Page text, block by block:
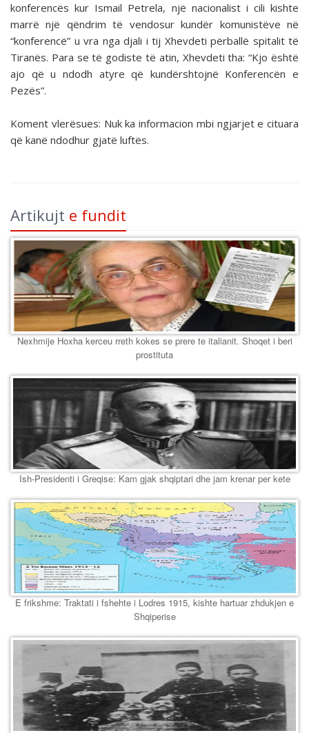
konferencës kur Ismail Petrela, një nacionalist i cili kishte
marrë një qëndrim të vendosur kundër komunistëve në
“konferencë” u vra nga djali i tij Xhevdeti përballë spitalit të
Tiranës. Para se të godiste të atin, Xhevdeti tha: “Kjo është
ajo që u ndodh atyre që kundërshtojnë Konferencën e
Pezës”.
Koment vlerësues: Nuk ka informacion mbi ngjarjet e cituara
që kanë ndodhur gjatë luftës.
Artikujt e fundit
Nexhmije Hoxha kerceu rreth kokes se prere te italianit. Shoqet i beri
prostituta
Ish-Presidenti i Greqise: Kam gjak shqiptari dhe jam krenar per kete
E frikshme: Traktati i fshehte i Lodres 1915, kishte hartuar zhdukjen e
Shqiperise